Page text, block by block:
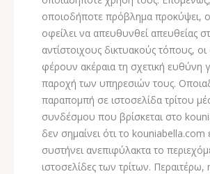
οποιοδήποτε πρόβλημα προκύψει, ο
οφείλει να απευθυνθεί απευθείας
αντίστοιχους δικτυακούς τόπους, οι
φέρουν ακέραια τη σχετική ευθύνη
παροχή των υπηρεσιών τους.
παραπομπή σε ιστοσελίδα τρίτου
συνδέσμου που βρίσκεται στο
δεν σημαίνει ότι το kouniabella.com
συστήνει ανεπιφύλακτα το
ιστοσελίδες των τρίτων. Περαιτέρω,